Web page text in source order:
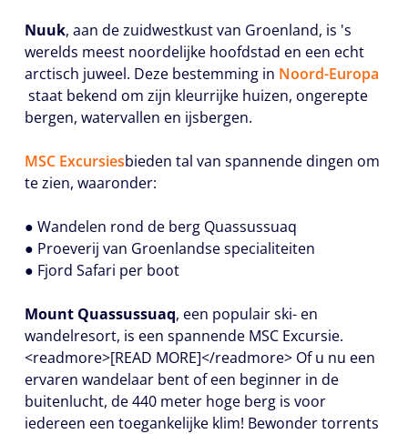
Nuuk, aan de zuidwestkust van Groenland, is 's
werelds meest noordelijke hoofdstad en een echt
arctisch juweel. Deze bestemming in Noord-Europa
staat bekend om zijn kleurrijke huizen, ongerepte
bergen, watervallen en ijsbergen.
MSC Excursiesbieden tal van spannende dingen om
te zien, waaronder:
● Wandelen rond de berg Quassussuaq
● Proeverij van Groenlandse specialiteiten
● Fjord Safari per boot
Mount Quassussuaq, een populair ski- en
wandelresort, is een spannende MSC Excursie.
<readmore>[READ MORE]</readmore> Of u nu een
ervaren wandelaar bent of een beginner in de
buitenlucht, de 440 meter hoge berg is voor
iedereen een toegankelijke klim! Bewonder torrents